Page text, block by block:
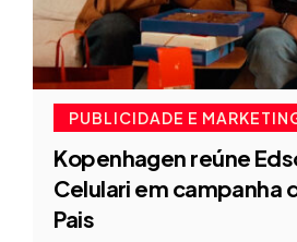
PUBLICIDADE E
Kopenhagen reúne
Celulari em campanha
Pais